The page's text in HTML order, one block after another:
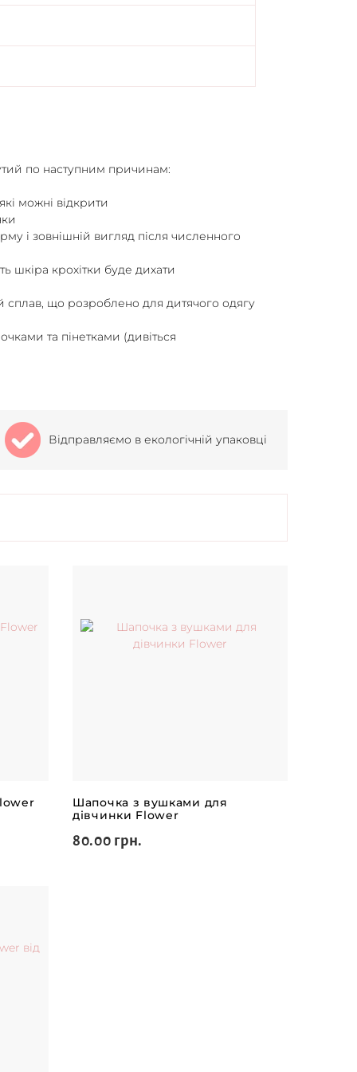
по наступним причинам:
можні відкрити
і зовнішній вигляд після численного
шкіра крохітки буде дихати
сплав, що розроблено для дитячого одягу
та пінетками (дивіться
Відправляємо в екологічній упаковці
Шапочка з вушками для
дівчинки Flower
80.00 грн.